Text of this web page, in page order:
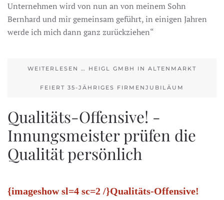
Unternehmen wird von nun an von meinem Sohn
Bernhard und mir gemeinsam geführt, in einigen Jahren
werde ich mich dann ganz zurückziehen“
WEITERLESEN … HEIGL GMBH IN ALTENMARKT
FEIERT 35-JÄHRIGES FIRMENJUBILÄUM
Qualitäts-Offensive! -
Innungsmeister prüfen die
Qualität persönlich
{imageshow sl=4 sc=2 /}Qualitäts-Offensive!